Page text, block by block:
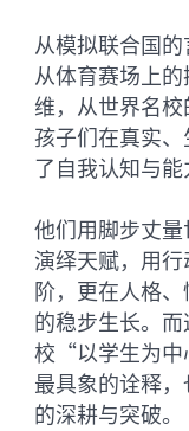
从模拟联合国的
从体育赛场上
维，从世界名校
孩子们在真实
了自我认知与能
他们用脚步丈
演绎天赋，用
阶，更在人格
的稳步生长。
校“以学生为中
最具象的诠释
的深耕与突破。